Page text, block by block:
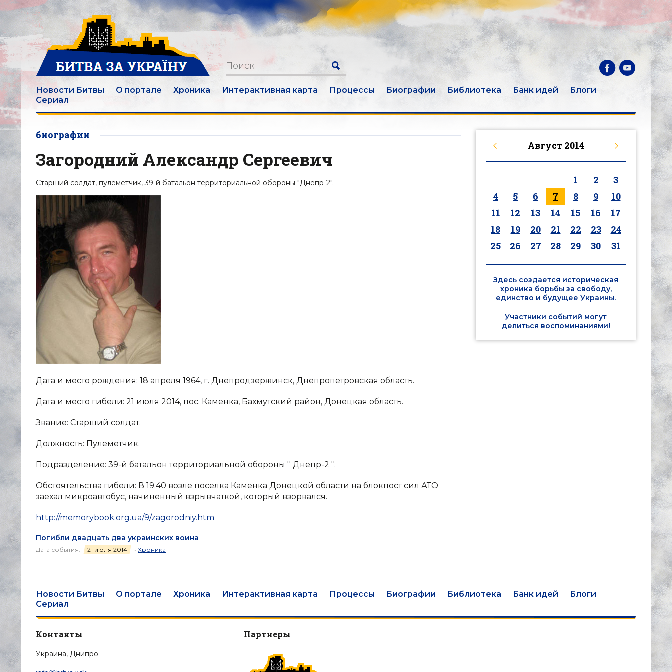
Новости Битвы О портале Хроника Интерактивная карта Процессы Биографии Библиотека Банк идей
Блоги
Сериал
биографии
Загородний Александр Сергеевич
Старший солдат, пулеметчик, 39-й батальон территориальной обороны "Днепр-2".
Дата и место рождения: 18 апреля 1964, г. Днепродзержинск, Днепропетровская область.
Дата и место гибели: 21 июля 2014, пос. Каменка, Бахмутский район, Донецкая область.
Звание: Старший солдат.
Должность: Пулеметчик.
Подразделение: 39-й батальон территориальной обороны '' Днепр-2 ''.
Обстоятельства гибели: В 19.40 возле поселка Каменка Донецкой области на блокпост сил АТО
заехал микроавтобус, начиненный взрывчаткой, который взорвался.
http://memorybook.org.ua/9/zagorodniy.htm
Погибли двадцать два украинских воина
Дата события: 21 июля 2014 • Хроника
Август 2014
1 2
3
4
5 6 7 8 9
10
11
12 13 14 15 16
17
18
19 20 21 22 23
24
25
26 27 28 29 30 31
Здесь создается историческая
хроника борьбы за свободу,
единство и будущее Украины.
Участники событий могут
делиться воспоминаниями!
Новости Битвы О портале Хроника Интерактивная карта Процессы Биографии Библиотека Банк идей
Блоги
Сериал
Контакты
Украина, Днипро
Партнеры